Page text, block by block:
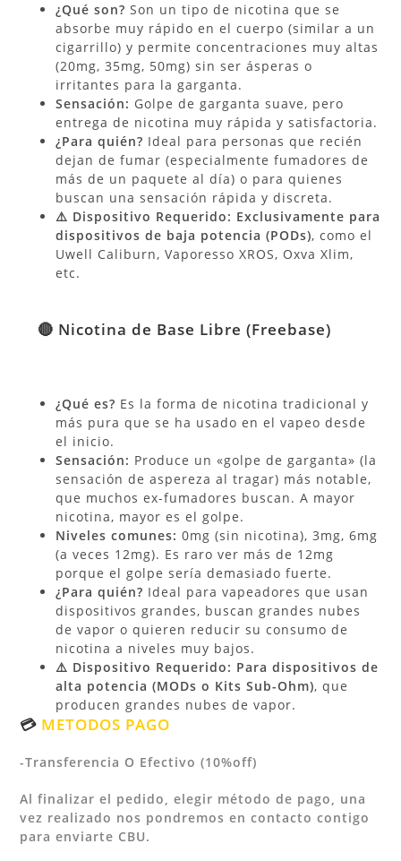
¿Qué son? Son un tipo de nicotina que se
absorbe muy rápido en el cuerpo (similar a un
cigarrillo) y permite concentraciones muy altas
(20mg, 35mg, 50mg) sin ser ásperas o
irritantes para la garganta.
Sensación: Golpe de garganta suave, pero
entrega de nicotina muy rápida y satisfactoria.
¿Para quién? Ideal para personas que recién
dejan de fumar (especialmente fumadores de
más de un paquete al día) o para quienes
buscan una sensación rápida y discreta.
⚠️ Dispositivo Requerido: Exclusivamente para
dispositivos de baja potencia (PODs), como el
Uwell Caliburn, Vaporesso XROS, Oxva Xlim,
etc.
🔴 Nicotina de Base Libre (Freebase)
¿Qué es? Es la forma de nicotina tradicional y
más pura que se ha usado en el vapeo desde
el inicio.
Sensación: Produce un «golpe de garganta» (la
sensación de aspereza al tragar) más notable,
que muchos ex-fumadores buscan. A mayor
nicotina, mayor es el golpe.
Niveles comunes: 0mg (sin nicotina), 3mg, 6mg
(a veces 12mg). Es raro ver más de 12mg
porque el golpe sería demasiado fuerte.
¿Para quién? Ideal para vapeadores que usan
dispositivos grandes, buscan grandes nubes
de vapor o quieren reducir su consumo de
nicotina a niveles muy bajos.
⚠️ Dispositivo Requerido: Para dispositivos de
alta potencia (MODs o Kits Sub-Ohm), que
producen grandes nubes de vapor.
💳 METODOS PAGO
-Transferencia O Efectivo (10%off)
Al finalizar el pedido, elegir método de pago, una
vez realizado nos pondremos en contacto contigo
para enviarte CBU.